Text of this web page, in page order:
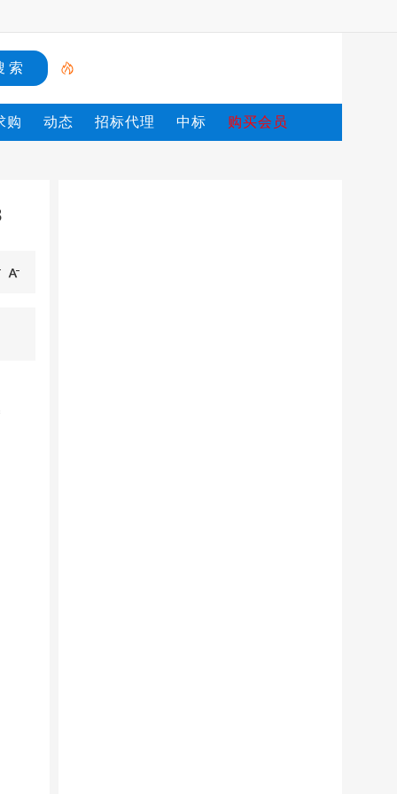
购 动态 招标代理 中标 购买会员